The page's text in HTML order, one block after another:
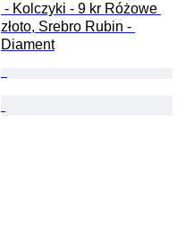
złoto, Srebro Rubin -
Diament